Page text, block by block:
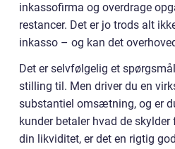
inkassofirma og overdrage
restancer. Det er jo trods alt
inkasso – og kan det
Det er selvfølgelig et
stilling til. Men driver du en
substantiel omsætning, og er
kunder betaler hvad de
din likviditet, er det en rigtig